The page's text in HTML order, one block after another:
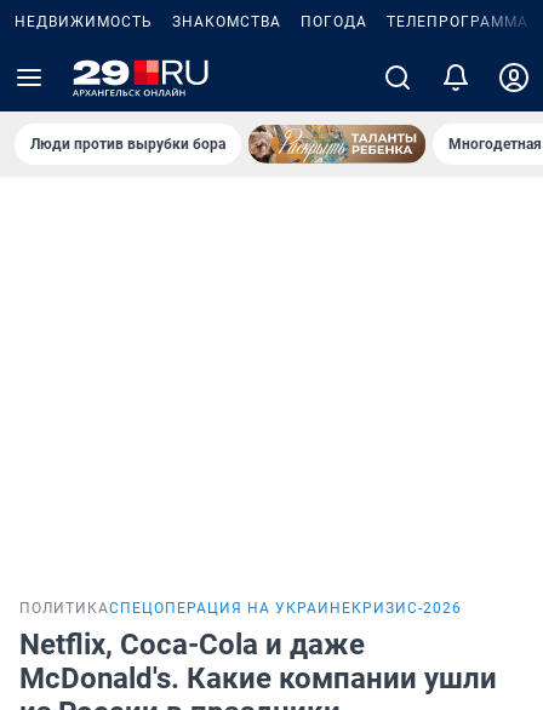
НЕДВИЖИМОСТЬ ЗНАКОМСТВА ПОГОДА ТЕЛЕПРОГРАММА
Люди против вырубки бора
ПОЛИТИКАСПЕЦОПЕРАЦИЯ НА УКРАИНЕ КРИЗИС-2026
Netflix, Coca-Cola и даже
McDonald's. Какие компании ушли